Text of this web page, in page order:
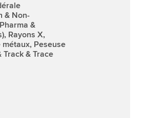
& Non-
&
Rayons X,
Peseuse
Track & Trace